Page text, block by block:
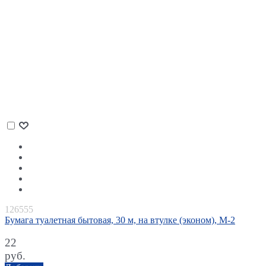
126555
Бумага туалетная бытовая, 30 м, на втулке (эконом), М-2
22
руб.